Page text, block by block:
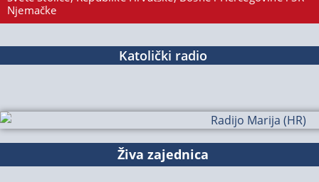
Njemačke
Katolički radio
Živa zajednica